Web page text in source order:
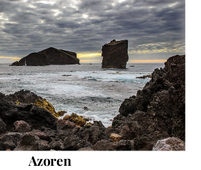
Azoren